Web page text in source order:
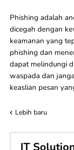
Phishing adalah
dicegah dengan
keamanan yang
phishing dan
dapat melindungi
waspada dan
keaslian pesan
Lebih baru